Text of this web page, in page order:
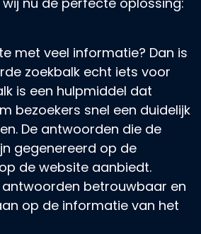
met veel informatie? Dan is
zoekbalk echt iets voor
is een hulpmiddel dat
bezoekers snel een duidelijk
De antwoorden die de
gegenereerd op de
de website aanbiedt.
betrouwbaar en
op de informatie van het